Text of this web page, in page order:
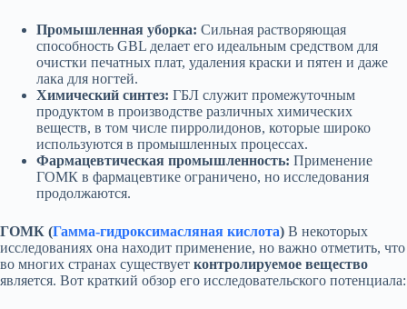
Промышленная уборка: Сильная растворяющая
способность GBL делает его идеальным средством для
очистки печатных плат, удаления краски и пятен и даже
лака для ногтей.
Химический синтез: ГБЛ служит промежуточным
продуктом в производстве различных химических
веществ, в том числе пирролидонов, которые широко
используются в промышленных процессах.
Фармацевтическая промышленность: Применение
ГОМК в фармацевтике ограничено, но исследования
продолжаются.
ГОМК (Гамма-гидроксимасляная кислота) В некоторых
исследованиях она находит применение, но важно отметить, что
во многих странах существует контролируемое вещество
является. Вот краткий обзор его исследовательского потенциала: